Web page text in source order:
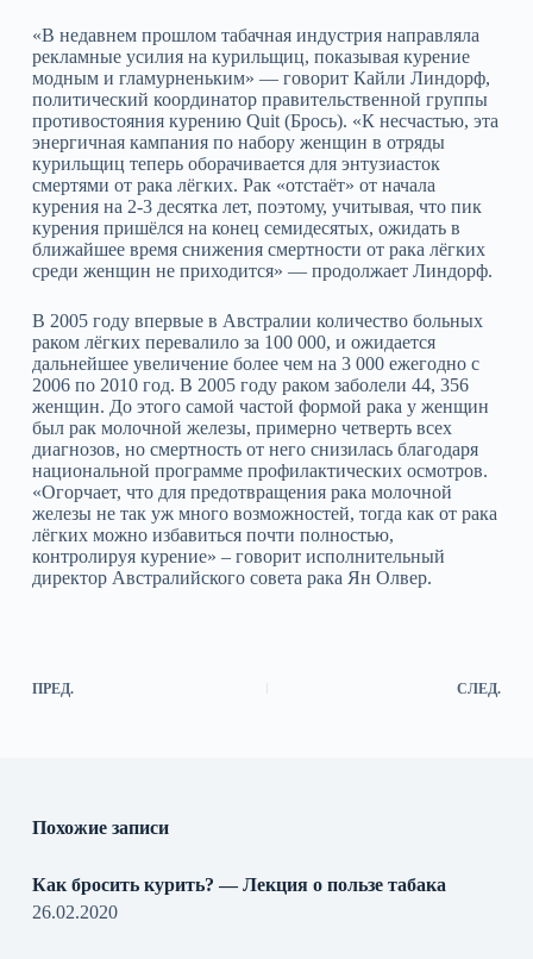
«В недавнем прошлом табачная индустрия направляла
рекламные усилия на курильщиц, показывая курение
модным и гламурненьким» — говорит Кайли Линдорф,
политический координатор правительственной группы
противостояния курению Quit (Брось). «К несчастью, эта
энергичная кампания по набору женщин в отряды
курильщиц теперь оборачивается для энтузиасток
смертями от рака лёгких. Рак «отстаёт» от начала
курения на 2-3 десятка лет, поэтому, учитывая, что пик
курения пришёлся на конец семидесятых, ожидать в
ближайшее время снижения смертности от рака лёгких
среди женщин не приходится» — продолжает Линдорф.
В 2005 году впервые в Австралии количество больных
раком лёгких перевалило за 100 000, и ожидается
дальнейшее увеличение более чем на 3 000 ежегодно с
2006 по 2010 год. В 2005 году раком заболели 44, 356
женщин. До этого самой частой формой рака у женщин
был рак молочной железы, примерно четверть всех
диагнозов, но смертность от него снизилась благодаря
национальной программе профилактических осмотров.
«Огорчает, что для предотвращения рака молочной
железы не так уж много возможностей, тогда как от рака
лёгких можно избавиться почти полностью,
контролируя курение» – говорит исполнительный
директор Австралийского совета рака Ян Олвер.
ПРЕД. СЛЕД.
Похожие записи
Как бросить курить? — Лекция о пользе табака
26.02.2020